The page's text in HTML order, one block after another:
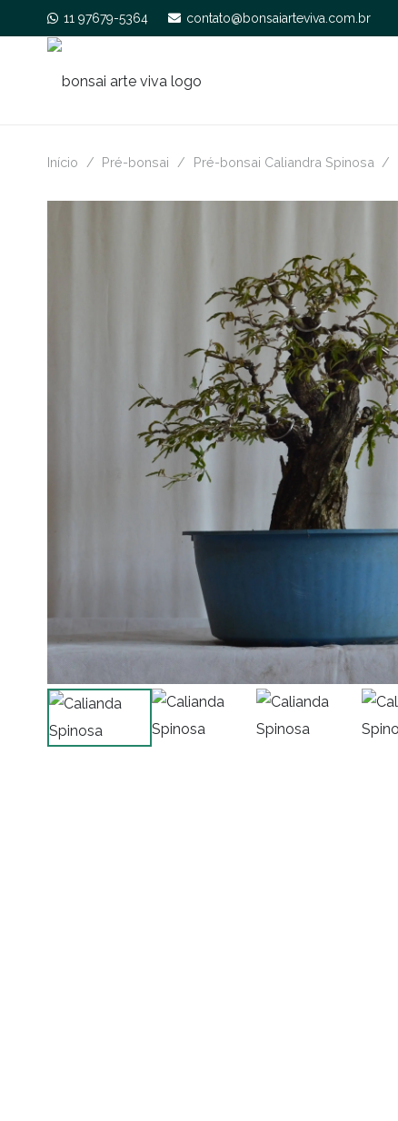
11 97679-5364 contato@bonsaiarteviva.com.br
Início / Pré-bonsai / Pré-bonsai Caliandra Spinosa /